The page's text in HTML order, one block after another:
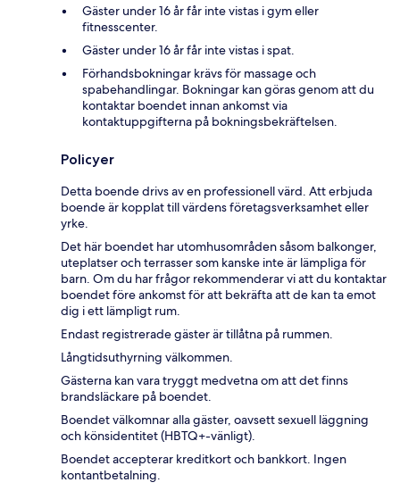
Gäster under 16 år får inte vistas i gym eller
fitnesscenter.
Gäster under 16 år får inte vistas i spat.
Förhandsbokningar krävs för massage och
spabehandlingar. Bokningar kan göras genom att du
kontaktar boendet innan ankomst via
kontaktuppgifterna på bokningsbekräftelsen.
Policyer
Detta boende drivs av en professionell värd. Att erbjuda
boende är kopplat till värdens företagsverksamhet eller
yrke.
Det här boendet har utomhusområden såsom balkonger,
uteplatser och terrasser som kanske inte är lämpliga för
barn. Om du har frågor rekommenderar vi att du kontaktar
boendet före ankomst för att bekräfta att de kan ta emot
dig i ett lämpligt rum.
Endast registrerade gäster är tillåtna på rummen.
Långtidsuthyrning välkommen.
Gästerna kan vara tryggt medvetna om att det finns
brandsläckare på boendet.
Boendet välkomnar alla gäster, oavsett sexuell läggning
och könsidentitet (HBTQ+-vänligt).
Boendet accepterar kreditkort och bankkort. Ingen
kontantbetalning.